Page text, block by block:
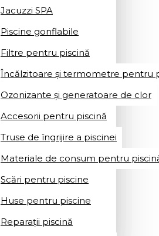
Jacuzzi SPA
Piscine gonflabile
Filtre pentru piscină
Încălzitoare și termometre pentru
Ozonizante și generatoare de clor
Accesorii pentru piscină
Truse de îngrijire a piscinei
Materiale de consum pentru
Scări pentru piscine
Huse pentru piscine
Reparații piscină